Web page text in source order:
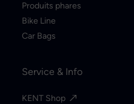
Produits phares
Bike Line
Car Bags
Service & Info
KENT Shop